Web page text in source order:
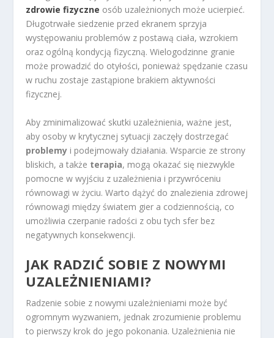
zdrowie fizyczne osób uzależnionych może ucierpieć.
Długotrwałe siedzenie przed ekranem sprzyja
występowaniu problemów z postawą ciała, wzrokiem
oraz ogólną kondycją fizyczną. Wielogodzinne granie
może prowadzić do otyłości, ponieważ spędzanie czasu
w ruchu zostaje zastąpione brakiem aktywności
fizycznej.
Aby zminimalizować skutki uzależnienia, ważne jest,
aby osoby w krytycznej sytuacji zaczęły dostrzegać
problemy i podejmowały działania. Wsparcie ze strony
bliskich, a także terapia, mogą okazać się niezwykle
pomocne w wyjściu z uzależnienia i przywróceniu
równowagi w życiu. Warto dążyć do znalezienia zdrowej
równowagi między światem gier a codziennością, co
umożliwia czerpanie radości z obu tych sfer bez
negatywnych konsekwencji.
JAK RADZIĆ SOBIE Z NOWYMI
UZALEŻNIENIAMI?
Radzenie sobie z nowymi uzależnieniami może być
ogromnym wyzwaniem, jednak zrozumienie problemu
to pierwszy krok do jego pokonania. Uzależnienia nie